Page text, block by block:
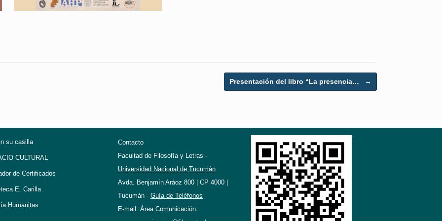
Presentación del libro “La presencia… →
su casilla
CULTURAL
de Certificados
E. Carilla
Humanitas
Contacto
Facultad de Filosofía y Letras -
Universidad Nacional de Tucumán
Avda. Benjamín Aráoz 800 | CP 4000 |
Tucumán - Guía de Teléfonos
E-mail: Área Comunicación: